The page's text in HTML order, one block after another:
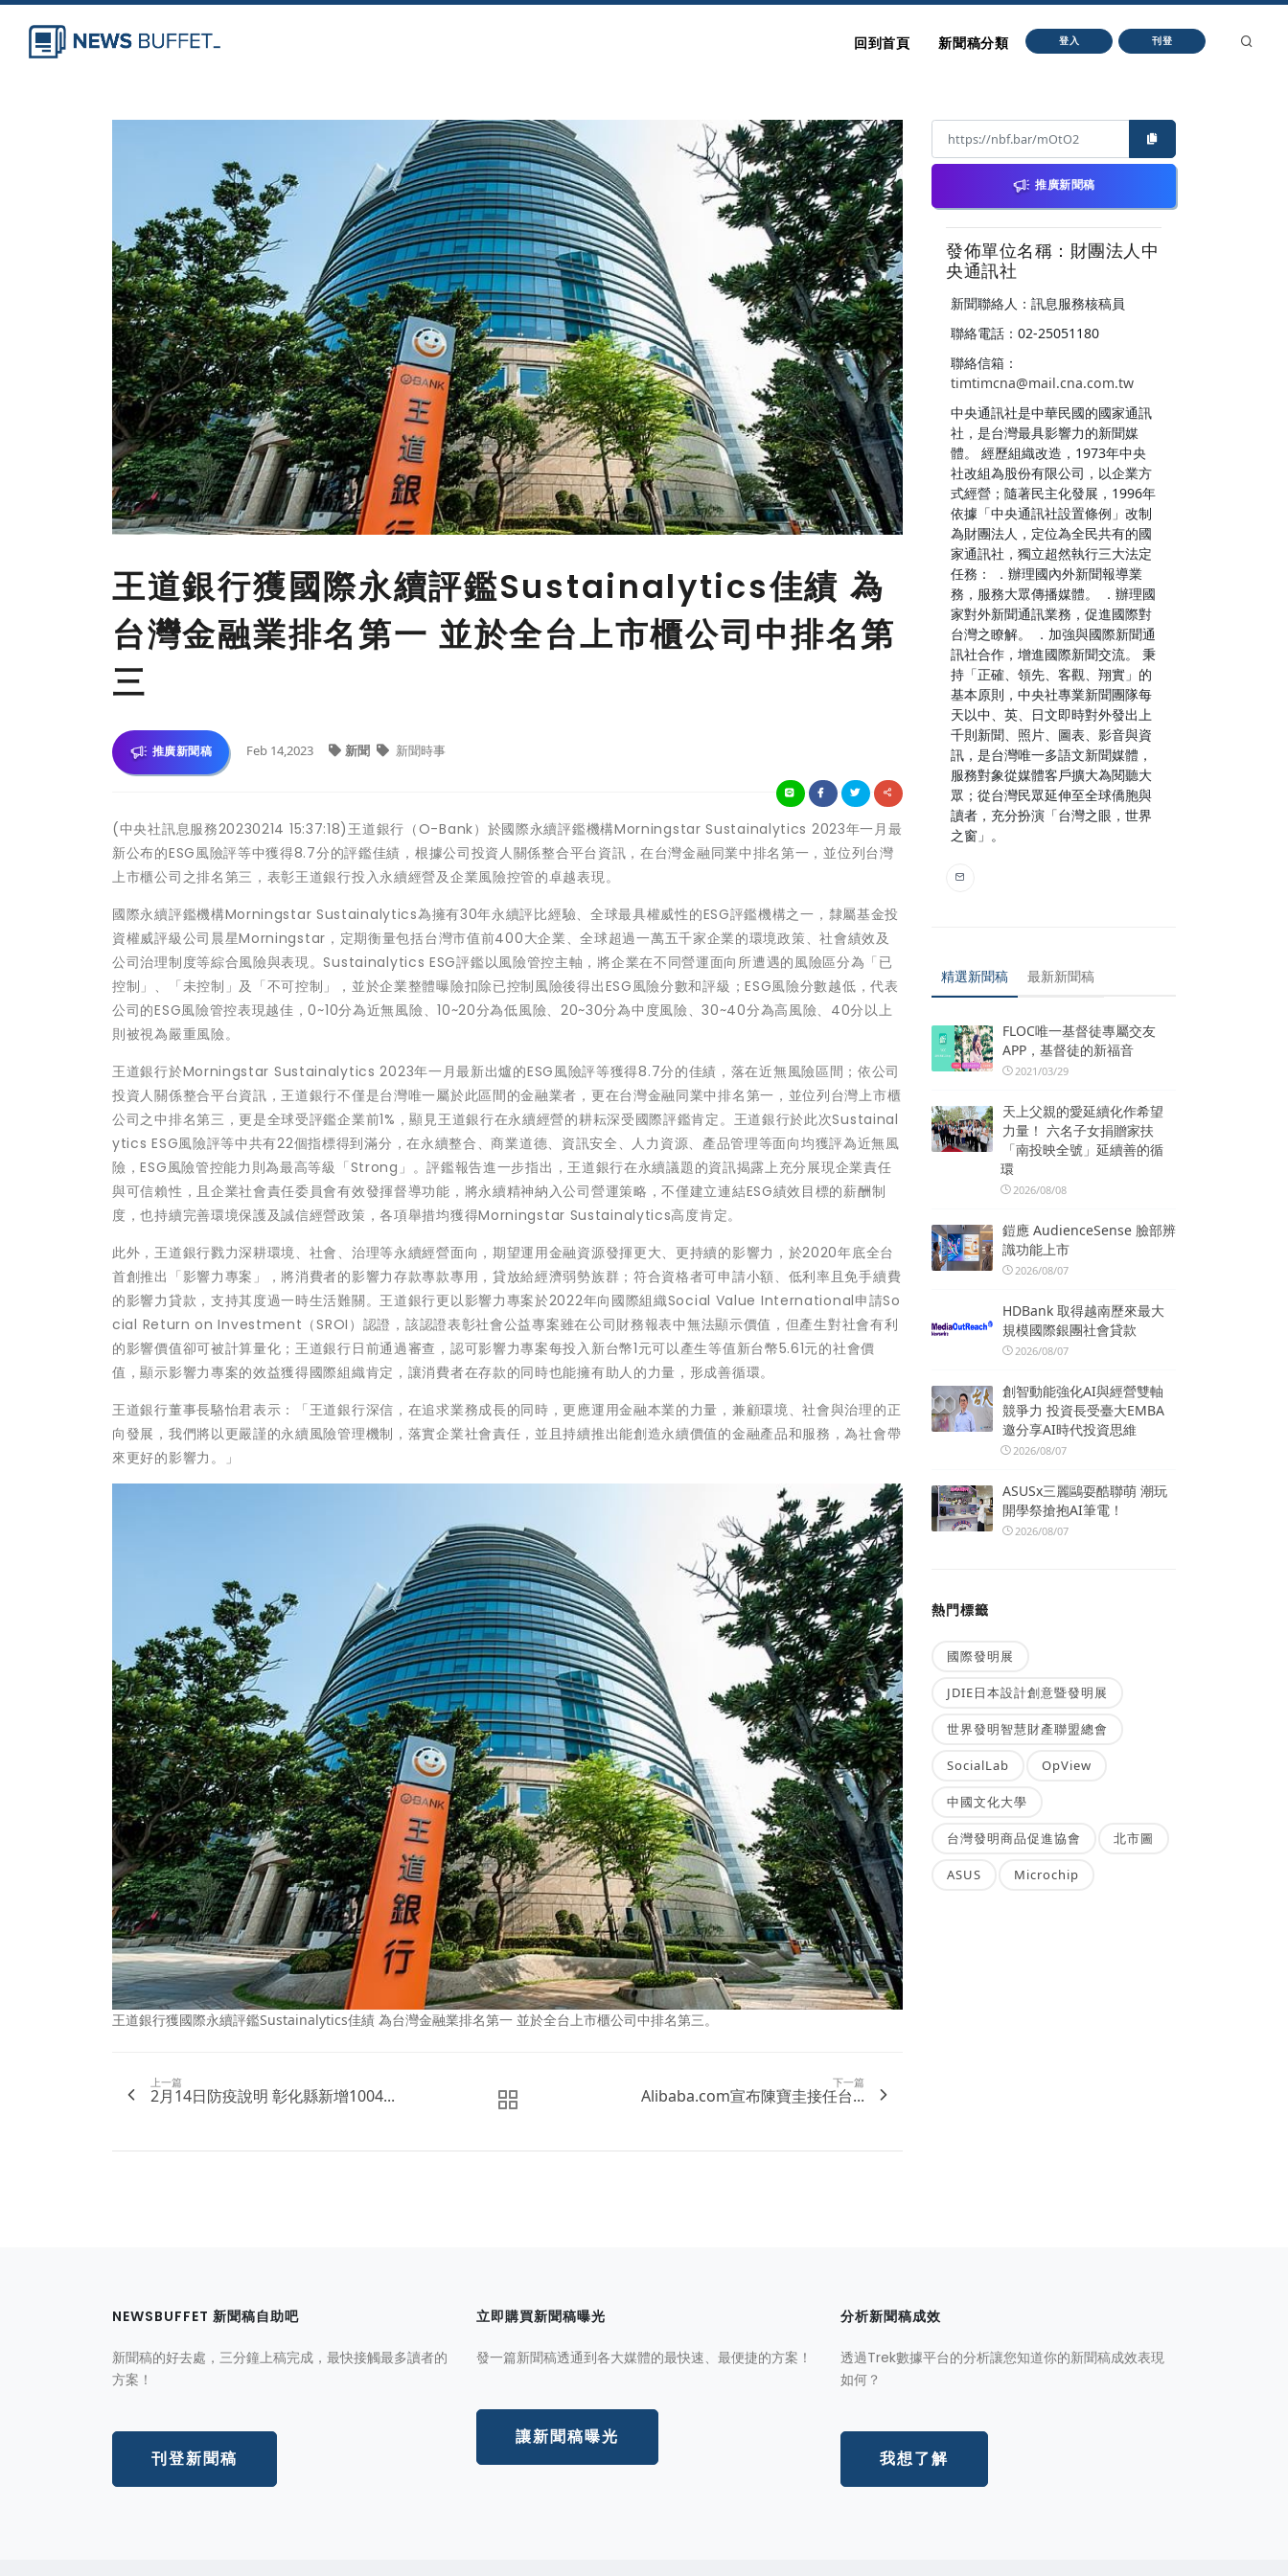
回到首頁 新聞稿分類 登入 刊登
王道銀行獲國際永續評鑑Sustainalytics佳績 為
台灣金融業排名第一 並於全台上市櫃公司中排名第
三
推廣新聞稿 Feb 14,2023 新聞 新聞時事
(中央社訊息服務20230214 15:37:18)王道銀行（O-Bank）於國際永續評鑑機構Morningstar Sustainalytics 2023年一月最
新公布的ESG風險評等中獲得8.7分的評鑑佳績，根據公司投資人關係整合平台資訊，在台灣金融同業中排名第一，並位列台灣
上市櫃公司之排名第三，表彰王道銀行投入永續經營及企業風險控管的卓越表現。
國際永續評鑑機構Morningstar Sustainalytics為擁有30年永續評比經驗、全球最具權威性的ESG評鑑機構之一，隸屬基金投
資權威評級公司晨星Morningstar，定期衡量包括台灣市值前400大企業、全球超過一萬五千家企業的環境政策、社會績效及
公司治理制度等綜合風險與表現。Sustainalytics ESG評鑑以風險管控主軸，將企業在不同營運面向所遭遇的風險區分為「已
控制」、「未控制」及「不可控制」，並於企業整體曝險扣除已控制風險後得出ESG風險分數和評級；ESG風險分數越低，代表
公司的ESG風險管控表現越佳，0~10分為近無風險、10~20分為低風險、20~30分為中度風險、30~40分為高風險、40分以上
則被視為嚴重風險。
王道銀行於Morningstar Sustainalytics 2023年一月最新出爐的ESG風險評等獲得8.7分的佳績，落在近無風險區間；依公司
投資人關係整合平台資訊，王道銀行不僅是台灣唯一屬於此區間的金融業者，更在台灣金融同業中排名第一，並位列台灣上市櫃
公司之中排名第三，更是全球受評鑑企業前1%，顯見王道銀行在永續經營的耕耘深受國際評鑑肯定。王道銀行於此次Sustainal
ytics ESG風險評等中共有22個指標得到滿分，在永續整合、商業道德、資訊安全、人力資源、產品管理等面向均獲評為近無風
險，ESG風險管控能力則為最高等級「Strong」。評鑑報告進一步指出，王道銀行在永續議題的資訊揭露上充分展現企業責任
與可信賴性，且企業社會責任委員會有效發揮督導功能，將永續精神納入公司營運策略，不僅建立連結ESG績效目標的薪酬制
度，也持續完善環境保護及誠信經營政策，各項舉措均獲得Morningstar Sustainalytics高度肯定。
此外，王道銀行戮力深耕環境、社會、治理等永續經營面向，期望運用金融資源發揮更大、更持續的影響力，於2020年底全台
首創推出「影響力專案」，將消費者的影響力存款專款專用，貸放給經濟弱勢族群；符合資格者可申請小額、低利率且免手續費
的影響力貸款，支持其度過一時生活難關。王道銀行更以影響力專案於2022年向國際組織Social Value International申請So
cial Return on Investment（SROI）認證，該認證表彰社會公益專案雖在公司財務報表中無法顯示價值，但產生對社會有利
的影響價值卻可被計算量化；王道銀行日前通過審查，認可影響力專案每投入新台幣1元可以產生等值新台幣5.61元的社會價
值，顯示影響力專案的效益獲得國際組織肯定，讓消費者在存款的同時也能擁有助人的力量，形成善循環。
王道銀行董事長駱怡君表示：「王道銀行深信，在追求業務成長的同時，更應運用金融本業的力量，兼顧環境、社會與治理的正
向發展，我們將以更嚴謹的永續風險管理機制，落實企業社會責任，並且持續推出能創造永續價值的金融產品和服務，為社會帶
來更好的影響力。」
王道銀行獲國際永續評鑑Sustainalytics佳績 為台灣金融業排名第一 並於全台上市櫃公司中排名第三。
上一篇
2月14日防疫說明 彰化縣新增1004...
下一篇
Alibaba.com宣布陳寶圭接任台...
推廣新聞稿
發佈單位名稱：財團法人中
央通訊社
新聞聯絡人：訊息服務核稿員
聯絡電話：02-25051180
聯絡信箱：
timtimcna@mail.cna.com.tw
中央通訊社是中華民國的國家通訊
社，是台灣最具影響力的新聞媒
體。 經歷組織改造，1973年中央
社改組為股份有限公司，以企業方
式經營；隨著民主化發展，1996年
依據「中央通訊社設置條例」改制
為財團法人，定位為全民共有的國
家通訊社，獨立超然執行三大法定
任務： ．辦理國內外新聞報導業
務，服務大眾傳播媒體。 ．辦理國
家對外新聞通訊業務，促進國際對
台灣之瞭解。 ．加強與國際新聞通
訊社合作，增進國際新聞交流。 秉
持「正確、領先、客觀、翔實」的
基本原則，中央社專業新聞團隊每
天以中、英、日文即時對外發出上
千則新聞、照片、圖表、影音與資
訊，是台灣唯一多語文新聞媒體，
服務對象從媒體客戶擴大為閱聽大
眾；從台灣民眾延伸至全球僑胞與
讀者，充分扮演「台灣之眼，世界
之窗」。
精選新聞稿 最新新聞稿
FLOC唯一基督徒專屬交友
APP，基督徒的新福音
2021/03/29
天上父親的愛延續化作希望
力量！ 六名子女捐贈家扶
「南投映全號」延續善的循
環
2026/08/08
鎧應 AudienceSense 臉部辨
識功能上市
2026/08/07
HDBank 取得越南歷來最大
規模國際銀團社會貸款
2026/08/07
創智動能強化AI與經營雙軸
競爭力 投資長受臺大EMBA
邀分享AI時代投資思維
2026/08/07
ASUSx三麗鷗耍酷聯萌 潮玩
開學祭搶抱AI筆電！
2026/08/07
熱門標籤
國際發明展
JDIE日本設計創意暨發明展
世界發明智慧財產聯盟總會
SocialLab OpView
中國文化大學
台灣發明商品促進協會 北市圖
ASUS Microchip
NEWSBUFFET 新聞稿自助吧
新聞稿的好去處，三分鐘上稿完成，最快接觸最多讀者的
方案！
刊登新聞稿
立即購買新聞稿曝光
發一篇新聞稿透通到各大媒體的最快速、最便捷的方案！
讓新聞稿曝光
分析新聞稿成效
透過Trek數據平台的分析讓您知道你的新聞稿成效表現
如何？
我想了解